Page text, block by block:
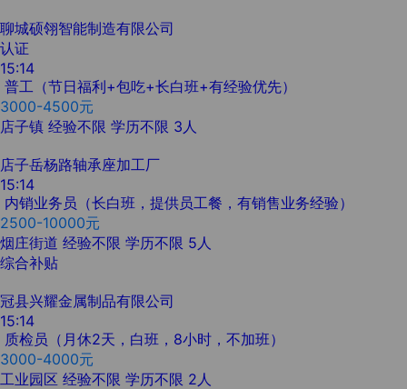
聊城硕翎智能制造有限公司
认证
15:14
普工（节日福利+包吃+长白班+有经验优先）
3000-4500元
店子镇 经验不限 学历不限 3人
店子岳杨路轴承座加工厂
15:14
内销业务员（长白班，提供员工餐，有销售业务经验）
2500-10000元
烟庄街道 经验不限 学历不限 5人
综合补贴
冠县兴耀金属制品有限公司
15:14
质检员（月休2天，白班，8小时，不加班）
3000-4000元
工业园区 经验不限 学历不限 2人